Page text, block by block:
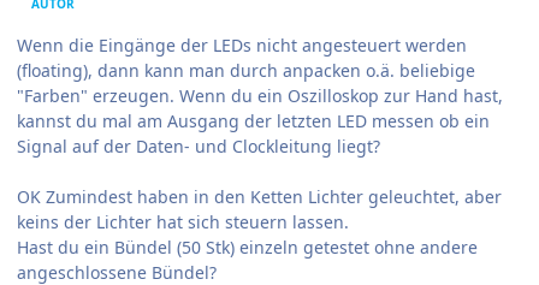
AUTOR
Wenn die Eingänge der LEDs nicht angesteuert werden
(floating), dann kann man durch anpacken o.ä. beliebige
"Farben" erzeugen. Wenn du ein Oszilloskop zur Hand hast,
kannst du mal am Ausgang der letzten LED messen ob ein
Signal auf der Daten- und Clockleitung liegt?
OK Zumindest haben in den Ketten Lichter geleuchtet, aber
keins der Lichter hat sich steuern lassen.
Hast du ein Bündel (50 Stk) einzeln getestet ohne andere
angeschlossene Bündel?